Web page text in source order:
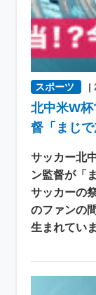
スポーツ |
北中米W
督「まじ
サッカー北
ン監督が「
サッカーの
のファンの
生まれてい